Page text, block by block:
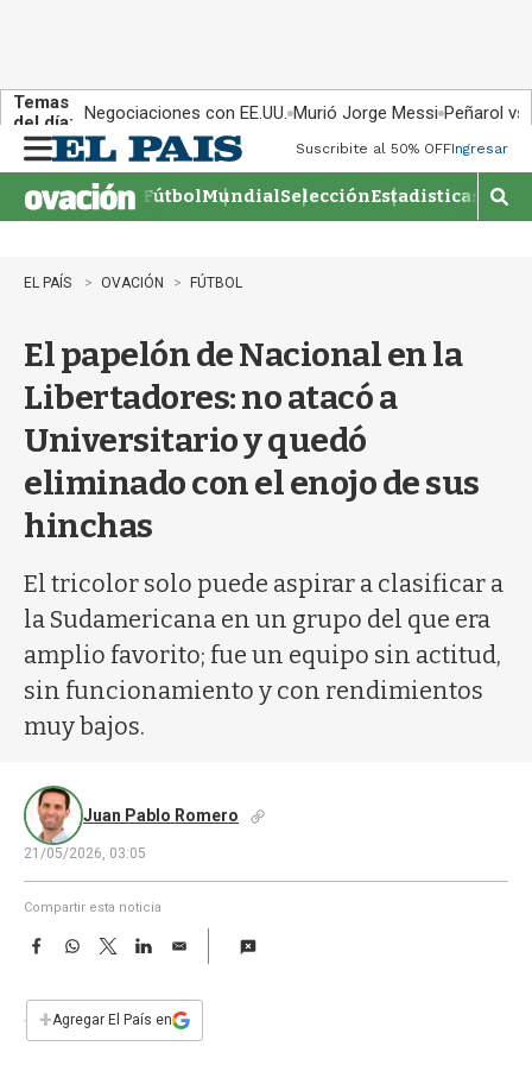
Temas
del día: Negociaciones con EE.UU. Murió Jorge Messi Peñarol
n
u
Suscribite al 50% OFFIngresar
FútbolMundialSelecciónEstadisticas
M
o
EL PAÍS OVACIÓN FÚTBOL
El papelón de Nacional en la
Libertadores: no atacó a
Universitario y quedó
eliminado con el enojo de sus
hinchas
El tricolor solo puede aspirar a clasificar a
la Sudamericana en un grupo del que era
amplio favorito; fue un equipo sin actitud,
sin funcionamiento y con rendimientos
muy bajos.
Juan Pablo Romero
21/05/2026, 03:05
Compartir esta noticia
F
e
b
W
s
T
w
t
L
E
i
l
+Agregar El País en